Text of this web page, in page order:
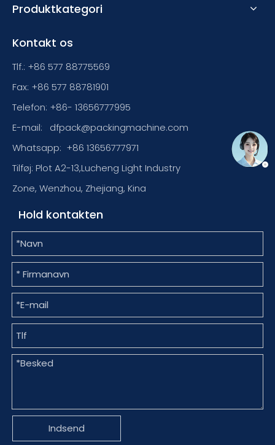
Produktkategori
Kontakt os
Tlf.: +86 577 88775569
Fax: +86 577 88781901
Telefon: +86- 13656777995
E-mail:
dfpack@packingmachine.com
Whatsapp: +86 13656777971
Tilføj: Plot A2-13,Lucheng Light Industry
Zone, Wenzhou, Zhejiang, Kina
Hold kontakten
Indsend